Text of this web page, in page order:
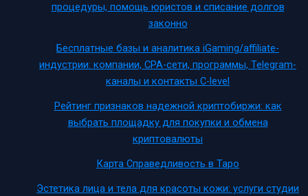
процедуры, помощь юристов и списание долгов
законно
Бесплатные базы и аналитика iGaming/affiliate-
индустрии: компании, CPA-сети, программы, Telegram-
каналы и контакты C-level
Рейтинг признаков надежной криптобиржи: как
выбрать площадку для покупки и обмена
криптовалюты
Карта Справедливость в Таро
Эстетика лица и тела для красоты кожи: услуги студии